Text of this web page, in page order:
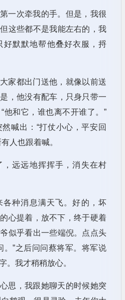
一次牵我的手。但是，我很
这些都不是我能左右的，我
好默默地帮他叠好衣服，捋
家都出门送他，就像以前送
，他没有配车，只身只带一
他和它，谁也离不开谁了。”
喊出：“打仗小心，平安回
人也跟着喊。
，远远地挥挥手，消失在村
各种消息满天飞。好的，坏
心提着，放不下，终于硬着
似乎看出一些端倪。点点头
。”之后问问蔡将军。将军说
。我才稍稍放心。
思，我跟她聊天的时候她突